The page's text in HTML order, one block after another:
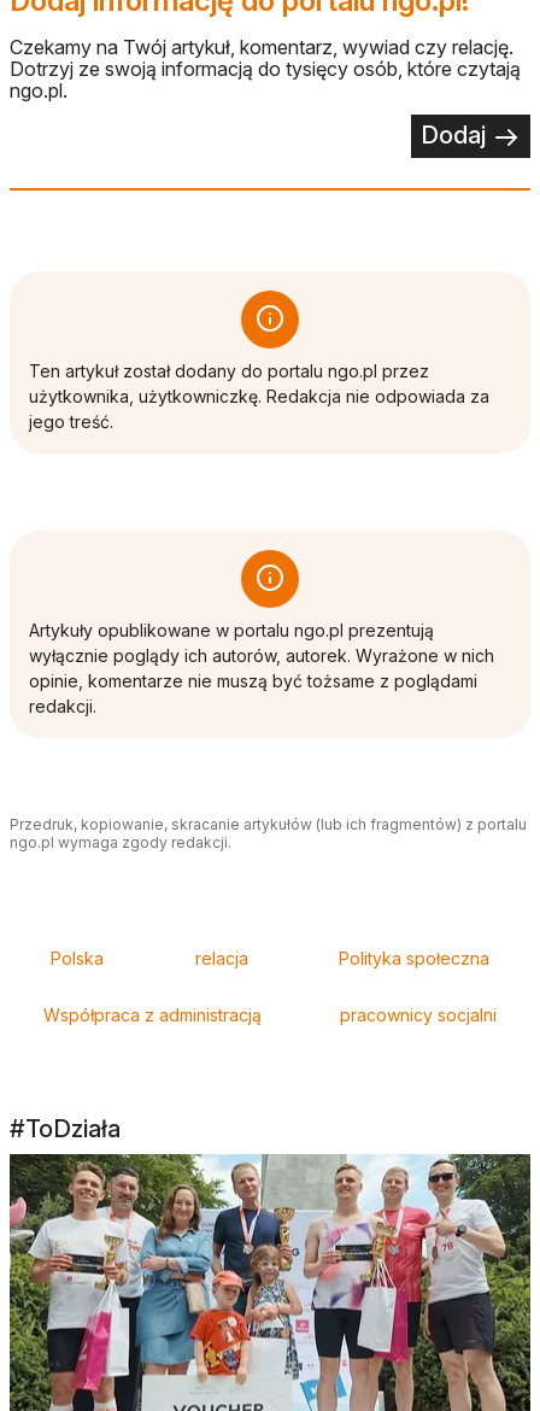
Czekamy na Twój artykuł, komentarz, wywiad czy relację.
Dotrzyj ze swoją informacją do tysięcy osób, które czytają
ngo.pl.
Dodaj
Ten artykuł został dodany do portalu ngo.pl przez
użytkownika, użytkowniczkę. Redakcja nie odpowiada za
jego treść.
Artykuły opublikowane w portalu ngo.pl prezentują
wyłącznie poglądy ich autorów, autorek. Wyrażone w nich
opinie, komentarze nie muszą być tożsame z poglądami
redakcji.
Przedruk, kopiowanie, skracanie artykułów (lub ich fragmentów) z portalu
ngo.pl wymaga zgody redakcji.
Polska relacja Polityka społeczna
Współpraca z administracją pracownicy socjalni
#ToDziała